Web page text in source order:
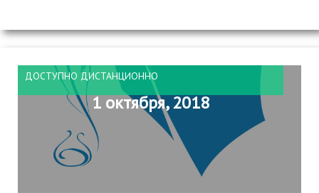
ДОСТУПНО ДИСТАНЦИОННО
1 октября, 2018